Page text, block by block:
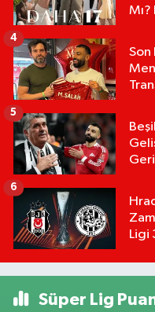
Mı?
Son
4
5
Ligi
6
Süper Lig